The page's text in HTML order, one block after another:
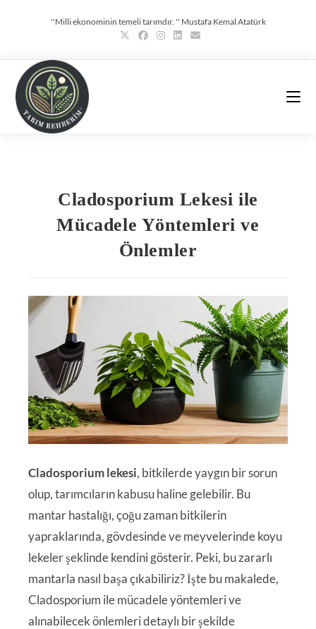
''Milli ekonominin temeli tarımdır. '' Mustafa Kemal Atatürk
Cladosporium Lekesi ile
Mücadele Yöntemleri ve
Önlemler
Cladosporium lekesi, bitkilerde yaygın bir sorun
olup, tarımcıların kabusu haline gelebilir. Bu
mantar hastalığı, çoğu zaman bitkilerin
yapraklarında, gövdesinde ve meyvelerinde koyu
lekeler şeklinde kendini gösterir. Peki, bu zararlı
mantarla nasıl başa çıkabiliriz? İşte bu makalede,
Cladosporium ile mücadele yöntemleri ve
alınabilecek önlemleri detaylı bir şekilde